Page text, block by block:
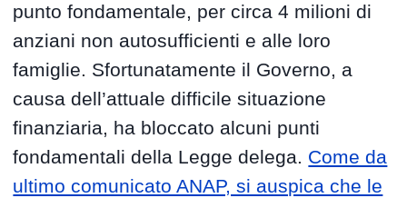
punto fondamentale, per circa 4 milioni di
anziani non autosufficienti e alle loro
famiglie. Sfortunatamente il Governo, a
causa dell’attuale difficile situazione
finanziaria, ha bloccato alcuni punti
fondamentali della Legge delega. Come da
ultimo comunicato ANAP, si auspica che le